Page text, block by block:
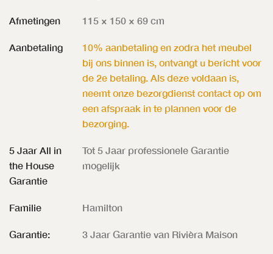
Afmetingen 115 × 150 × 69 cm
Aanbetaling
10% aanbetaling en zodra het meubel
bij ons binnen is, ontvangt u bericht voor
de 2e betaling. Als deze voldaan is,
neemt onze bezorgdienst contact op om
een afspraak in te plannen voor de
bezorging.
5 Jaar All in
the House
Garantie
Tot 5 Jaar professionele Garantie
mogelijk
Familie Hamilton
Garantie: 3 Jaar Garantie van Rivièra Maison